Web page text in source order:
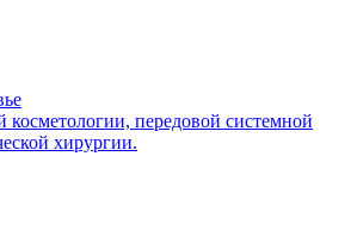
передовой системной
хирургии.